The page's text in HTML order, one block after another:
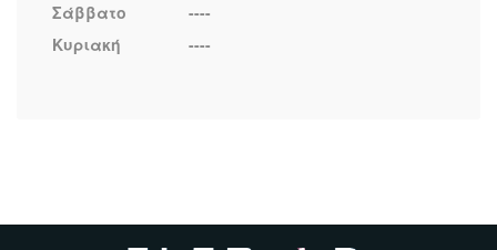
Σάββατο
----
Κυριακή
----